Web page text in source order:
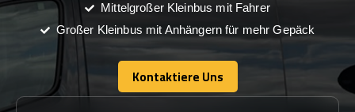
Mittelgroßer Kleinbus mit Fahrer
Großer Kleinbus mit Anhängern für mehr Gepäck
Kontaktiere Uns
Kontaktiere Uns